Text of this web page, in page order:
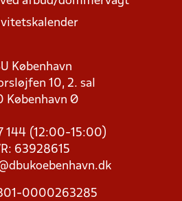
København
10, 2. sal
København Ø
144 (12:00-15:00)
63928615
0000263285